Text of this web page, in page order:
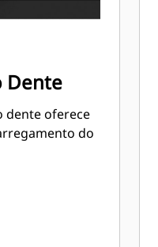
Dente
dente oferece
do